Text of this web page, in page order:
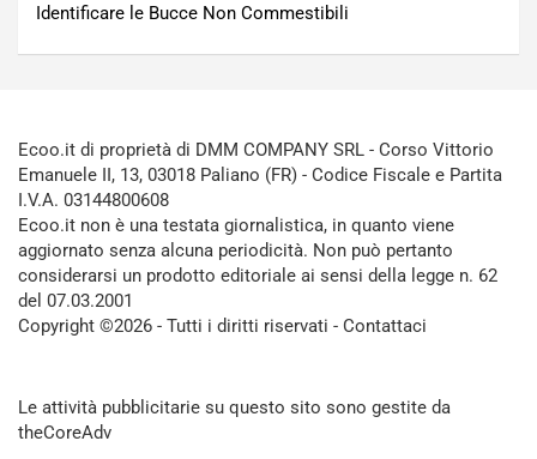
Identificare le Bucce Non Commestibili
Ecoo.it di proprietà di DMM COMPANY SRL - Corso Vittorio
Emanuele II, 13, 03018 Paliano (FR) - Codice Fiscale e Partita
I.V.A. 03144800608
Ecoo.it non è una testata giornalistica, in quanto viene
aggiornato senza alcuna periodicità. Non può pertanto
considerarsi un prodotto editoriale ai sensi della legge n. 62
del 07.03.2001
Copyright ©2026 - Tutti i diritti riservati - Contattaci
Le attività pubblicitarie su questo sito sono gestite da
theCoreAdv